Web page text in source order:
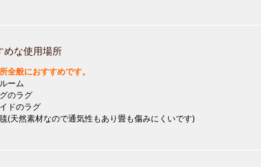
めな使用場所
全般におすすめです。
ーム
のラグ
ドのラグ
(天然素材なので通気性もあり畳も傷みにくいです)